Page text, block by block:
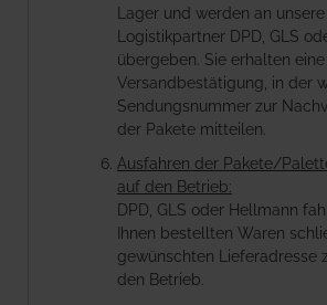
Lager und werden an unsere
Logistikpartner DPD, GLS
übergeben. Sie erhalten
Versandbestätigung, in der
Sendungsnummer zur
der Pakete mitteilen.
Ausfahren der Pakete/
auf den Betrieb:
DPD, GLS oder Hellmann
Ihnen bestellten Waren
gewünschten Lieferadresse
den Betrieb.